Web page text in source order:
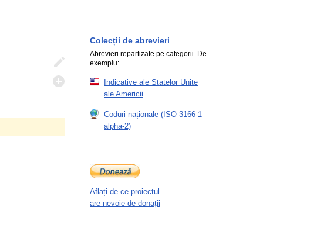
Colecții de abrevieri
Abrevieri repartizate pe categorii. De
exemplu:
Indicative ale Statelor Unite
ale Americii
Coduri naționale (ISO 3166-1
alpha-2)
Aflați de ce proiectul
are nevoie de donații